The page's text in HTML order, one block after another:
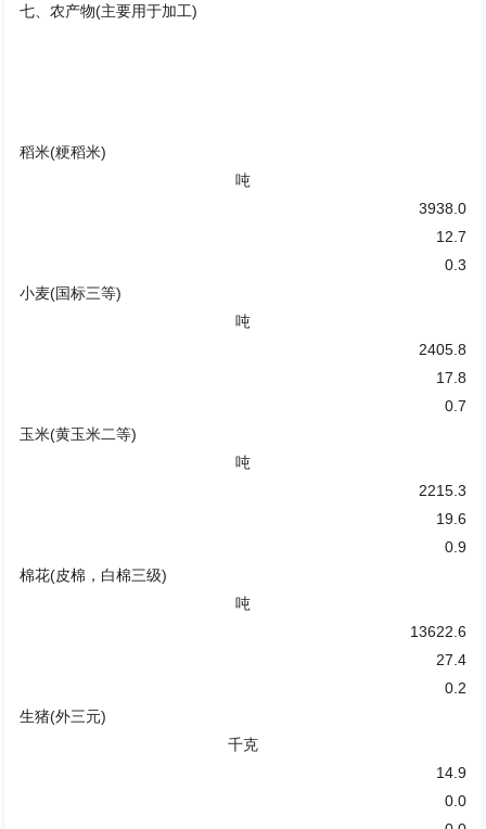
七、农产物(主要用于加工)
稻米(粳稻米)
吨
3938.0
12.7
0.3
小麦(国标三等)
吨
2405.8
17.8
0.7
玉米(黄玉米二等)
吨
2215.3
19.6
0.9
棉花(皮棉，白棉三级)
吨
13622.6
27.4
0.2
生猪(外三元)
千克
14.9
0.0